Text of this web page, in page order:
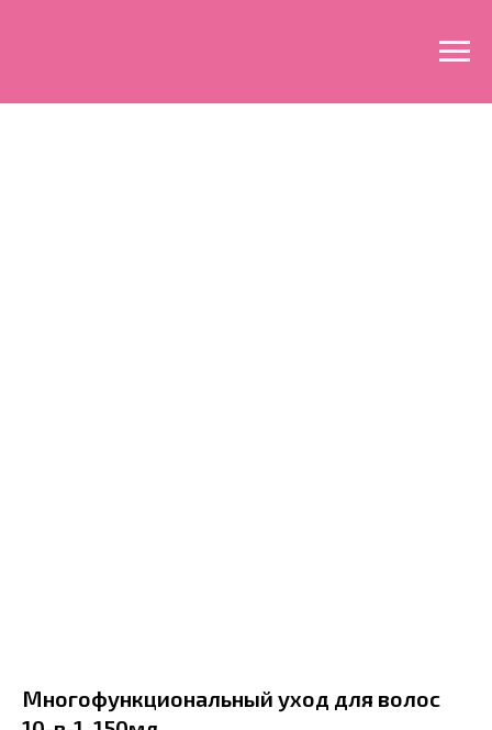
Многофункциональный уход для волос